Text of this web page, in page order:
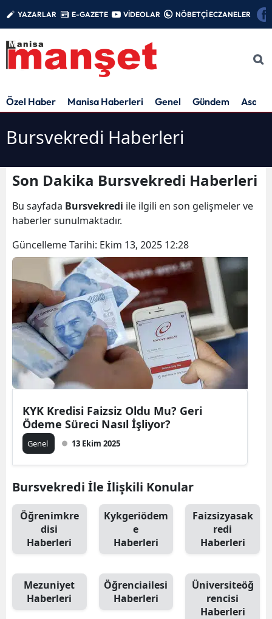
YAZARLAR E-GAZETE VİDEOLAR NÖBETÇİ ECZANELER
Özel Haber Manisa Haberleri Genel Gündem Asayiş
Bursvekredi Haberleri
Son Dakika Bursvekredi Haberleri
Bu sayfada Bursvekredi ile ilgili en son gelişmeler ve
haberler sunulmaktadır.
Güncelleme Tarihi: Ekim 13, 2025 12:28
KYK Kredisi Faizsiz Oldu Mu? Geri
Ödeme Süreci Nasıl İşliyor?
Genel 13 Ekim 2025
Bursvekredi İle İlişkili Konular
Öğrenimkre
disi
Haberleri
Kykgeriödem
e
Haberleri
Faizsizyasak
redi
Haberleri
Mezuniyet
Haberleri
Öğrenciailesi
Haberleri
Üniversiteöğ
rencisi
Haberleri